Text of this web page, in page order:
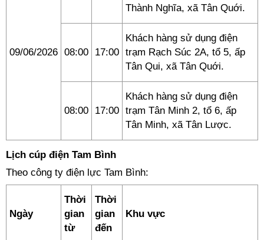
09/06/2026
Thành Nghĩa, xã Tân Quới.
08:00 17:00
Khách hàng sử dụng điện
trạm Rạch Súc 2A, tổ 5, ấp
Tân Qui, xã Tân Quới.
08:00 17:00
Khách hàng sử dụng điện
trạm Tân Minh 2, tổ 6, ấp
Tân Minh, xã Tân Lược.
Lịch cúp điện Tam Bình
Theo công ty điện lực Tam Bình:
Ngày
Thời
gian
từ
Thời
gian
đến
Khu vực